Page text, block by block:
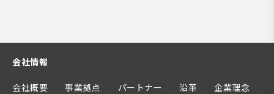
会社情報
会社概要 事業拠点 パートナー 沿革 企業理念